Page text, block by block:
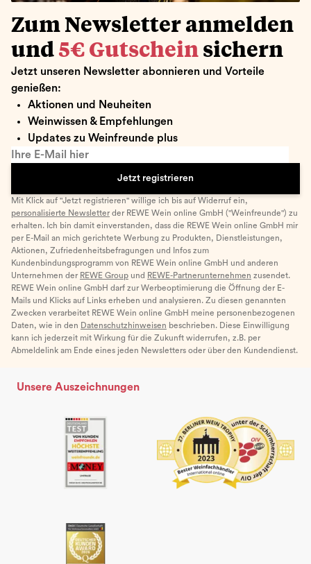
Zum Newsletter anmelden
und 5€ Gutschein sichern
Jetzt unseren Newsletter abonnieren und Vorteile
genießen:
Aktionen und Neuheiten
Weinwissen & Empfehlungen
Updates zu Weinfreunde plus
Ihre E-Mail hier
Jetzt registrieren
Mit Klick auf "Jetzt registrieren" willige ich bis auf Widerruf ein,
personalisierte Newsletter der REWE Wein online GmbH ("Weinfreunde") zu
erhalten. Ich bin damit einverstanden, dass die REWE Wein online GmbH mir
per E-Mail an mich gerichtete Werbung zu Produkten, Dienstleistungen,
Aktionen, Zufriedenheitsbefragungen und Infos zum
Kundenbindungsprogramm von REWE Wein online GmbH und anderen
Unternehmen der REWE Group und REWE-Partnerunternehmen zusendet.
REWE Wein online GmbH darf zur Werbeoptimierung die Öffnung der E-
Mails und Klicks auf Links erheben und analysieren. Zu diesen genannten
Zwecken verarbeitet REWE Wein online GmbH meine personenbezogenen
Daten, wie in den Datenschutzhinweisen beschrieben. Diese Einwilligung
kann ich jederzeit mit Wirkung für die Zukunft widerrufen, z.B. per
Abmeldelink am Ende eines jeden Newsletters oder über den Kundendienst.
Unsere Auszeichnungen